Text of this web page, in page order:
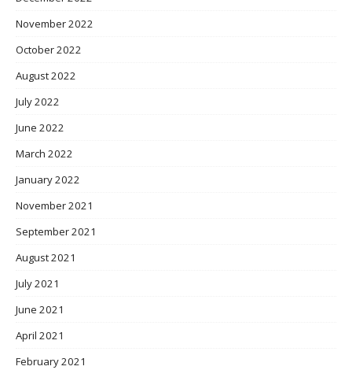
November 2022
October 2022
August 2022
July 2022
June 2022
March 2022
January 2022
November 2021
September 2021
August 2021
July 2021
June 2021
April 2021
February 2021